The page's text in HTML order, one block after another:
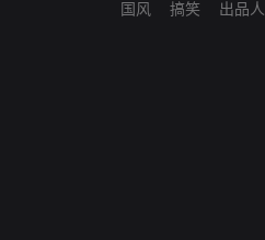
国风
搞笑
出品人